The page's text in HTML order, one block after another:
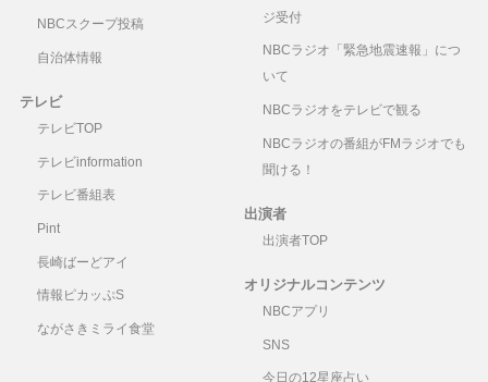
NBCスクープ投稿
自治体情報
テレビ
テレビTOP
テレビinformation
テレビ番組表
Pint
長崎ばーどアイ
情報ピカッぷS
ながさきミライ食堂
ジ受付
NBCラジオ「緊急地震速報」につ
いて
NBCラジオをテレビで観る
NBCラジオの番組がFMラジオでも
聞ける！
出演者
出演者TOP
オリジナルコンテンツ
NBCアプリ
SNS
今日の12星座占い